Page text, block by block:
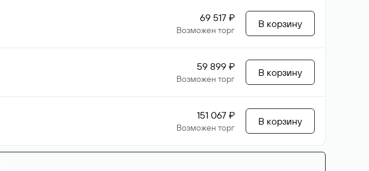
69 517 ₽
Возможен торг
В корзину
59 899 ₽
Возможен торг
В корзину
151 067 ₽
Возможен торг
В корзину